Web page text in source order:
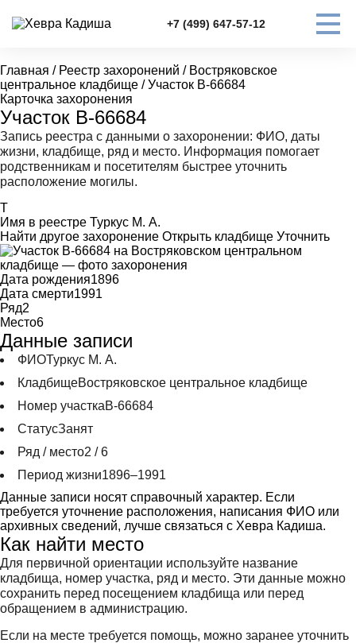
+7 (499) 647-57-12
Главная / Реестр захоронений / Востряковское
центральное кладбище / Участок В-66684
Карточка захоронения
Участок В-66684
Запись реестра с данными о захоронении: ФИО, даты
жизни, кладбище, ряд и место. Информация помогает
родственникам и посетителям быстрее уточнить
расположение могилы.
Т
Имя в реестре Туркус М. А.
Найти другое захоронение Открыть кладбище Уточнить
Дата рождения1896
Дата смерти1991
Ряд2
Место6
Данные записи
ФИОТуркус М. А.
КладбищеВостряковское центральное кладбище
Номер участкаВ-66684
СтатусЗанят
Ряд / место2 / 6
Период жизни1896–1991
Данные записи носят справочный характер. Если
требуется уточнение расположения, написания ФИО или
архивных сведений, лучше связаться с Хевра Кадиша.
Как найти место
Для первичной ориентации используйте название
кладбища, номер участка, ряд и место. Эти данные можно
сохранить перед посещением кладбища или перед
обращением в администрацию.
Если на месте требуется помощь, можно заранее уточнить